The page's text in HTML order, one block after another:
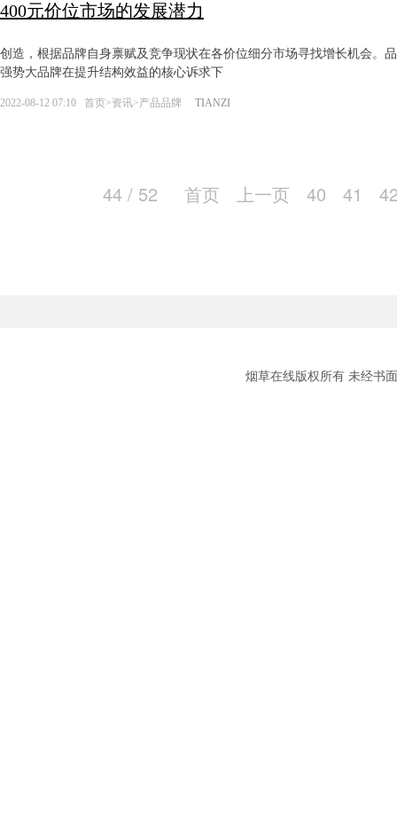
400元价位市场的发展潜力
创造，根据品牌自身禀赋及竞争现状在各价位细分市场寻找增长机会。
强势大品牌在提升结构效益的核心诉求下
2022-08-12 07:10 首页>资讯>产品品牌 TIANZI
44 / 52 首页 上一页 40 41
烟草在线版权所有 未经书